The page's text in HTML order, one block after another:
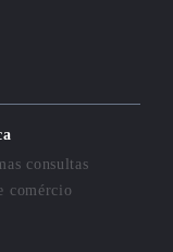
consultas
comércio